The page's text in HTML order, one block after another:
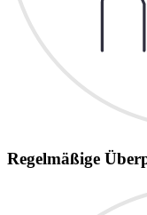
Regelmäßige